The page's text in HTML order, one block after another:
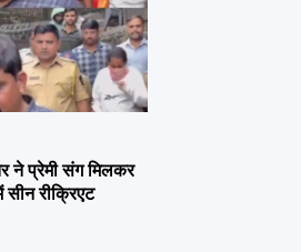
प्रेमी संग मिलकर
रीक्रिएट